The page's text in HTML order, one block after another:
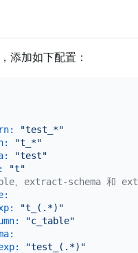
添加如下配置：
"test_*"
"t_*"
"test"
"t"
extract-schema 和
"t_(.*)"
"c_table"
"test_(.*)"